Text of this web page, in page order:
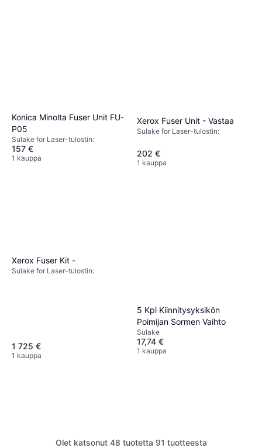
Konica Minolta Fuser Unit FU-
P05
Sulake for Laser-tulostin:
157 €
1 kauppa
Xerox Fuser Unit - Vastaa
Sulake for Laser-tulostin:
202 €
1 kauppa
Xerox Fuser Kit -
Sulake for Laser-tulostin:
1 725 €
1 kauppa
5 Kpl Kiinnitysyksikön
Poimijan Sormen Vaihto
Sulake
17,74 €
1 kauppa
Olet katsonut 48 tuotetta 91 tuotteesta